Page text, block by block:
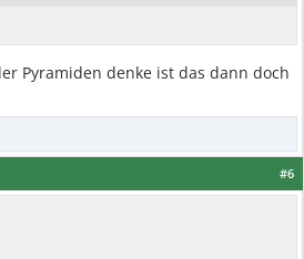
Pyramiden denke ist das dann doch
#6